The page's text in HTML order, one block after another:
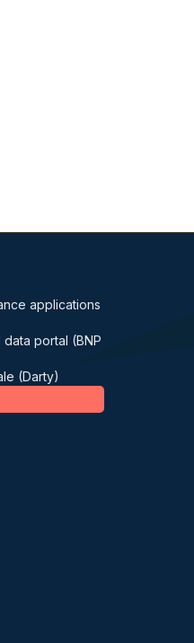
applications
portal (BNP
(Darty)